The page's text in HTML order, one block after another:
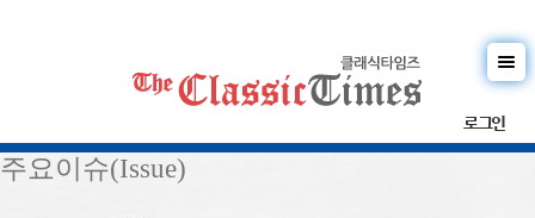
로그인
주요이슈(Issue)